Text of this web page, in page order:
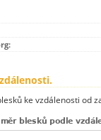
ke vzdálenosti od